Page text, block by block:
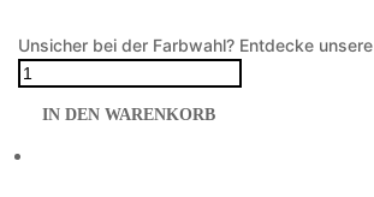
Unsicher bei der Farbwahl? Entdecke unsere
Foliendesign
2025/26
Olympic
IN DEN WARENKORB